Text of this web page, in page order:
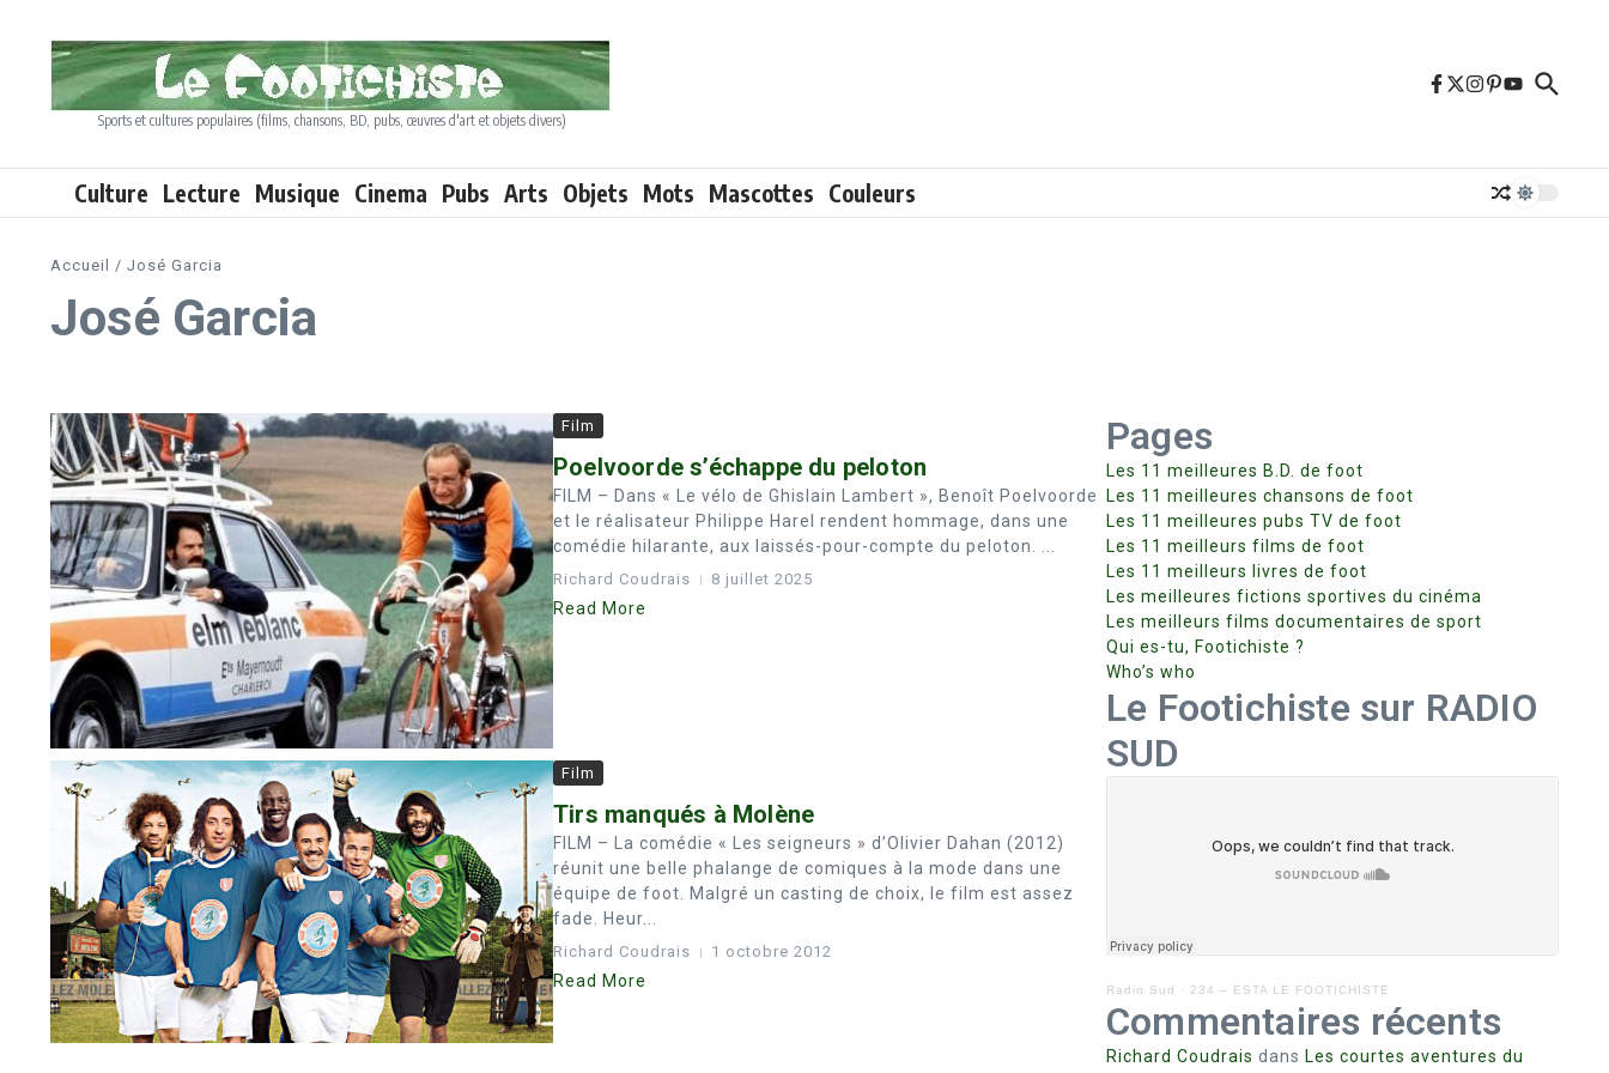
Sports et cultures populaires (films, chansons, BD, pubs, œuvres d'art et objets divers)
Culture Lecture Musique Cinema Pubs Arts Objets Mots Mascottes Couleurs
Accueil / José Garcia
José Garcia
Film
Poelvoorde s’échappe du peloton
FILM – Dans « Le vélo de Ghislain Lambert », Benoît Poelvoorde
et le réalisateur Philippe Harel rendent hommage, dans une
comédie hilarante, aux laissés-pour-compte du peloton. ...
Richard Coudrais 8 juillet 2025
Read More
Film
Tirs manqués à Molène
FILM – La comédie « Les seigneurs » d’Olivier Dahan (2012)
réunit une belle phalange de comiques à la mode dans une
équipe de foot. Malgré un casting de choix, le film est assez
fade. Heur...
Richard Coudrais 1 octobre 2012
Read More
Pages
Les 11 meilleures B.D. de foot
Les 11 meilleures chansons de foot
Les 11 meilleures pubs TV de foot
Les 11 meilleurs films de foot
Les 11 meilleurs livres de foot
Les meilleures fictions sportives du cinéma
Les meilleurs films documentaires de sport
Qui es-tu, Footichiste ?
Who’s who
Le Footichiste sur RADIO
SUD
Radio Sud · 234 – ESTA LE FOOTICHISTE
Commentaires récents
Richard Coudrais dans Les courtes aventures du